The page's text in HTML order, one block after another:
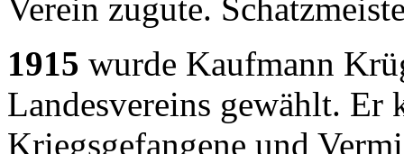
Verein zugute.
1915 wurde Kaufmann
Landesvereins gewählt. Er
Kriegsgefangene und